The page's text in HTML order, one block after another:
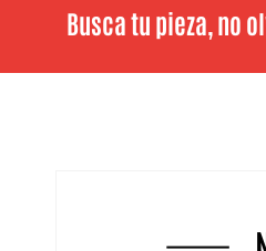
Busca tu pieza, no